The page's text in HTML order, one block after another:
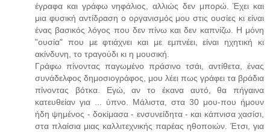
έγραφα και γράφω νηφάλιος, αλλιώς δεν μπορώ. Έχει και
μια φυσική αντίδραση ο οργανισμός μου στις ουσίες κι είναι
ένας βασικός λόγος που δεν πίνω και δεν καπνίζω. Η μόνη
"ουσία" που με φτιάχνει και με εμπνέει, είναι ηχητική κι
ακίνδυνη, το τραγούδι κι η μουσική.
Γράφω πίνοντας παγωμένο πράσινο τσάι, αντίθετα, ένας
συνάδελφος δημοσιογράφος, μου λέει πως γράφει τα βράδια
πίνοντας βότκα. Εγώ, αν το έκανα αυτό, θα πήγαινα
κατευθείαν για ... ύπνο. Μάλιστα, στα 30 μου-που ήμουν
ήδη ψημένος - δοκίμασα - ενσυνείδητα - και κάπνισα χασίσι,
στα πλαίσια μιας καλλιτεχνικής παρέας ηθοποιών. Έτσι, για